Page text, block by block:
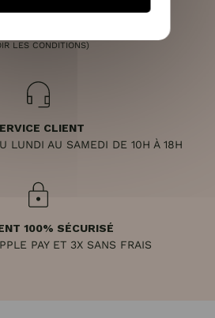
LES CONDITIONS)
CLIENT
LUNDI AU SAMEDI DE 10H À 18H
100% SÉCURISÉ
PAY ET 3X SANS FRAIS